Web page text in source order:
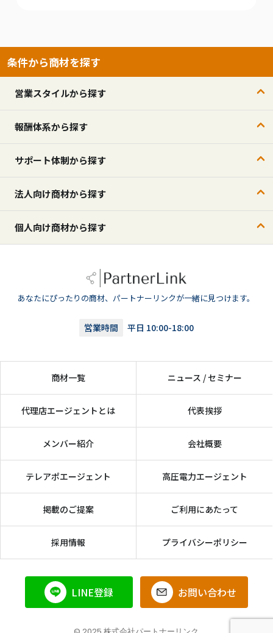
条件から商材を探す
営業スタイルから探す
報酬体系から探す
サポート体制から探す
法人向け商材から探す
個人向け商材から探す
あなたにぴったりの商材、パートナーリンクが一緒に見つけます。
営業時間 平日 10:00-18:00
商材一覧 ニュース / セミナー
代理店エージェントとは 代表挨拶
メンバー紹介 会社概要
テレアポエージェント 高圧電力エージェント
掲載のご提案 ご利用にあたって
採用情報 プライバシーポリシー
LINE登録 お問い合わせ